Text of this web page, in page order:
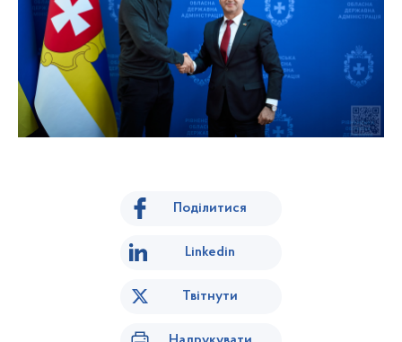
Поділитися
Linkedin
Твітнути